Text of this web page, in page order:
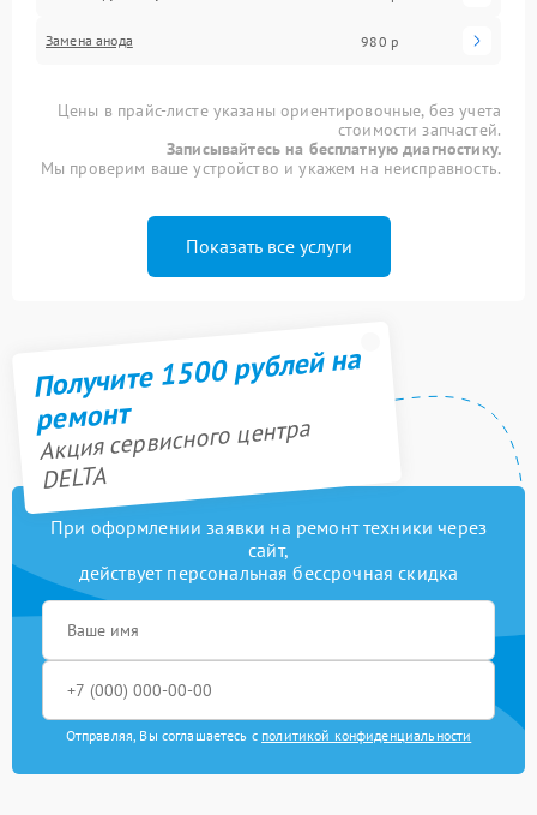
Замена анода 980 р
Цены в прайс-листе указаны ориентировочные, без учета
стоимости запчастей.
Записывайтесь на бесплатную диагностику.
Мы проверим ваше устройство и укажем на неисправность.
Показать все услуги
Получите 1500 рублей на
ремонт
Акция сервисного центра
DELTA
При оформлении заявки на ремонт техники через
сайт,
действует персональная бессрочная скидка
Отправляя, Вы соглашаетесь с политикой конфиденциальности